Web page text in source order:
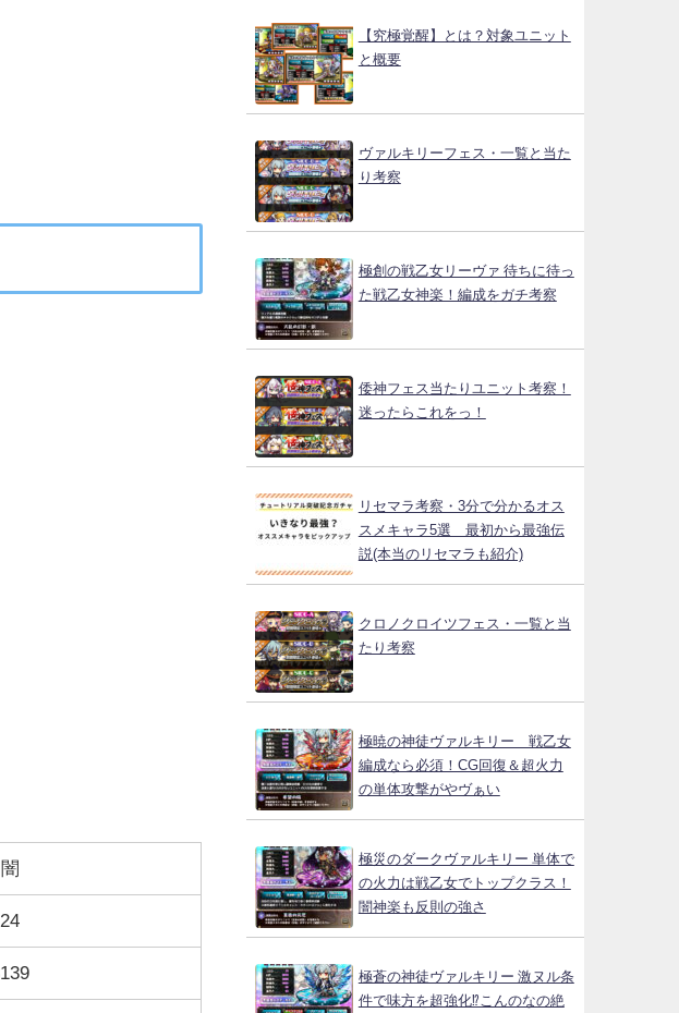
闇
24
【究極覚醒】とは？対象ユニット
と概要
ヴァルキリーフェス・一覧と当た
り考察
極創の戦乙女リーヴァ 待ちに待っ
た戦乙女神楽！編成をガチ考察
倭神フェス当たりユニット考察！
迷ったらこれをっ！
リセマラ考察・3分で分かるオス
スメキャラ5選 最初から最強伝
説(本当のリセマラも紹介)
クロノクロイツフェス・一覧と当
たり考察
極暁の神徒ヴァルキリー 戦乙女
編成なら必須！CG回復＆超火力
の単体攻撃がやヴぁい
極災のダークヴァルキリー 単体で
の火力は戦乙女でトップクラス！
闇神楽も反則の強さ
極蒼の神徒ヴァルキリー 激ヌル条
件で味方を超強化⁉こんのなの絶